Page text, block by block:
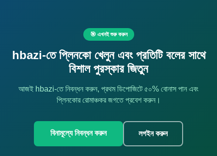
🎯 এখনই শুরু করুন
hbazi-তে প্লিনকো খেলুন এবং প্রতিটি বলের সাথে
বিশাল পুরস্কার জিতুন
আজই hbazi-তে নিবন্ধন করুন, প্রথম ডিপোজিটে ৫০% বোনাস পান এবং
প্লিনকোর রোমাঞ্চকর জগতে প্রবেশ করুন।
বিনামূল্যে নিবন্ধন করুন লগইন করুন